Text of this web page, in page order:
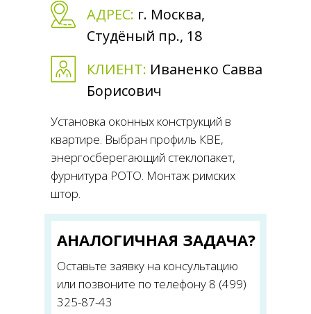
АДРЕС: г. Москва,
Студёный пр., 18
КЛИЕНТ: Иваненко Савва
Борисович
АНАЛОГИЧНАЯ ЗАДАЧА?
Установка оконных конструкций в
квартире. Выбран профиль КВЕ,
энергосберегающий стеклопакет,
фурнитура РОТО. Монтаж римских
штор.
Оставьте заявку на консультацию
или позвоните по телефону 8 (499)
325-87-43